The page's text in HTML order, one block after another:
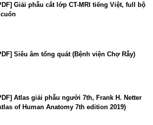
Giải phẫu cắt lớp CT-MRI tiếng Việt, full bộ
Siêu âm tổng quát (Bệnh viện Chợ Rẫy)
Atlas giải phẫu người 7th, Frank H. Netter
of Human Anatomy 7th edition 2019)